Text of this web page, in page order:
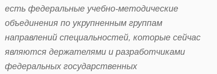
есть федеральные учебно-методические
объединения по укрупненным группам
направлений специальностей, которые сейчас
являются держателями и разработчиками
федеральных государственных